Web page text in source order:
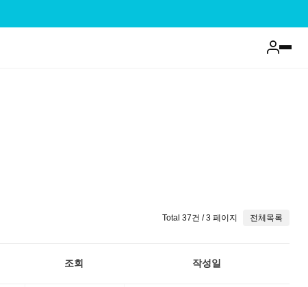
Total 37건 / 3 페이지 전체목록
조회 작성일